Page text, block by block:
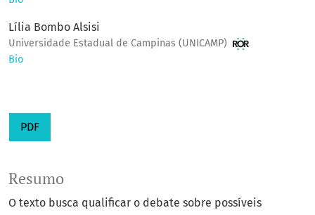
Lília Bombo Alsisi
Universidade Estadual de Campinas (UNICAMP)
Bio
PDF
Resumo
O texto busca qualificar o debate sobre possíveis